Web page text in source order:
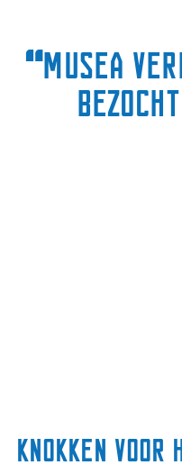
“Musea
Knokken voor